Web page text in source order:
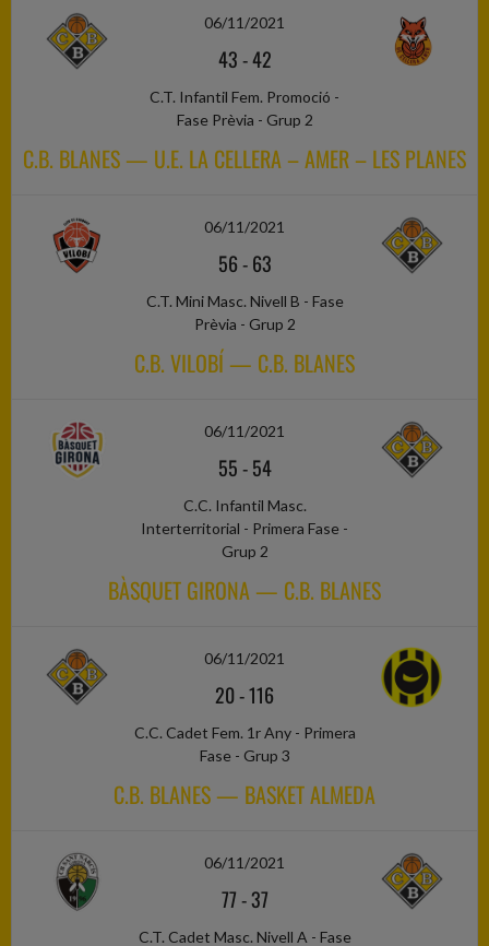
06/11/2021
43-42
C.T. Infantil Fem. Promoció -
Fase Prèvia - Grup 2
C.B. BLANES — U.E. LA CELLERA – AMER – LES PLANES
06/11/2021
56-63
C.T. Mini Masc. Nivell B - Fase
Prèvia - Grup 2
C.B. VILOBÍ — C.B. BLANES
06/11/2021
55-54
C.C. Infantil Masc.
Interterritorial - Primera Fase -
Grup 2
BÀSQUET GIRONA — C.B. BLANES
06/11/2021
20-116
C.C. Cadet Fem. 1r Any - Primera
Fase - Grup 3
C.B. BLANES — BASKET ALMEDA
06/11/2021
77-37
C.T. Cadet Masc. Nivell A - Fase